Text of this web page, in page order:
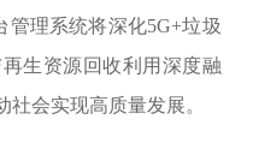
理系统将深化5G+垃圾
生资源回收利用深度融
社会实现高质量发展。